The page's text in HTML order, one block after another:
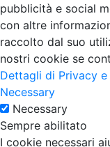
pubblicità e social
con altre
raccolto dal suo
nostri cookie se
Dettagli di Privacy
Necessary
Necessary
Sempre abilitato
I cookie necessari